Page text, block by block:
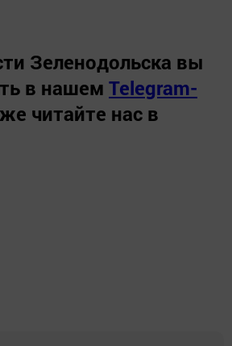
Зеленодольска вы
в нашем Telegram-
читайте нас в